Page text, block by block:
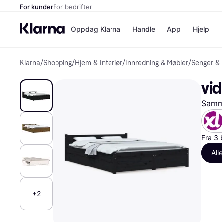
For kunderFor bedrifter
Oppdag Klarna
Betal nå
Betal i 3
Betal innen
Finansiering
Handle
Butikker
App Hjelp
Klarna/Shopping/Hjem & Interiør/ Innredning & Møbler/Senger
+2
Fra 3
Alle